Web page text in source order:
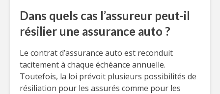
Dans quels cas l’assureur peut-il
résilier une assurance auto ?
Le contrat d’assurance auto est reconduit
tacitement à chaque échéance annuelle.
Toutefois, la loi prévoit plusieurs possibilités de
résiliation pour les assurés comme pour les